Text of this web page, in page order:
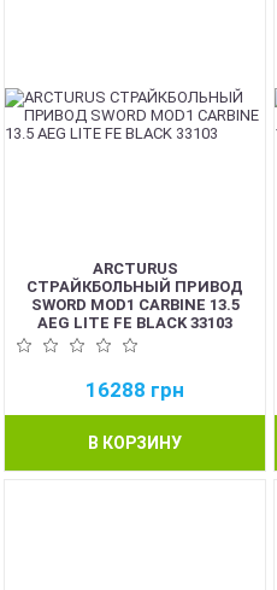
ARCTURUS
СТРАЙКБОЛЬНЫЙ ПРИВОД
SWORD MOD1 CARBINE 13.5
AEG LITE FE BLACK 33103
16288 грн
В КОРЗИНУ